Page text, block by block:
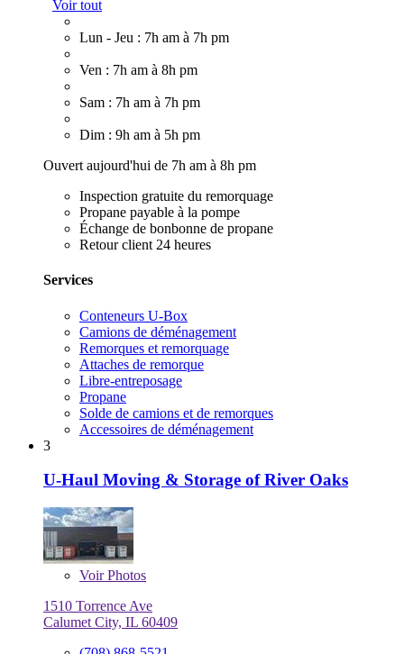
Voir tout
Lun - Jeu : 7h am à 7h pm
Ven : 7h am à 8h pm
Sam : 7h am à 7h pm
Dim : 9h am à 5h pm
Ouvert aujourd'hui de 7h am à 8h pm
Inspection gratuite du remorquage
Propane payable à la pompe
Échange de bonbonne de propane
Retour client 24 heures
Services
Conteneurs U-Box
Camions de déménagement
Remorques et remorquage
Attaches de remorque
Libre-entreposage
Propane
Solde de camions et de remorques
Accessoires de déménagement
3
U-Haul Moving & Storage of River Oaks
VoirPhotos
1510 Torrence Ave
Calumet City, IL 60409